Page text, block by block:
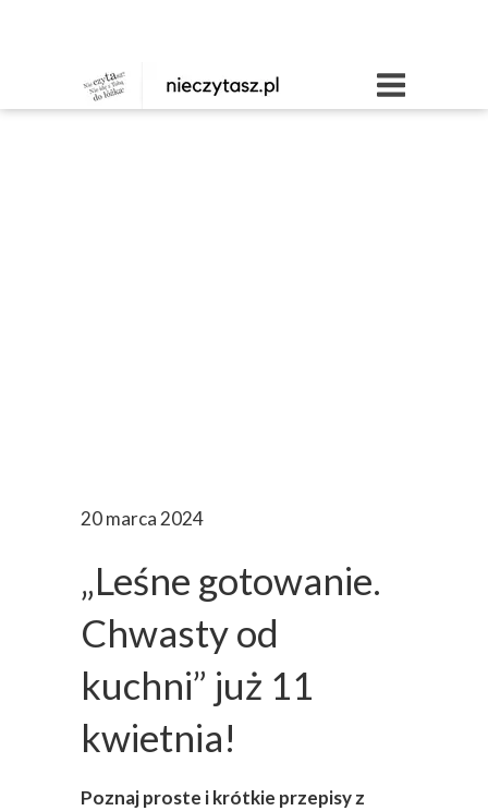
20 marca 2024
„Leśne gotowanie.
Chwasty od
kuchni” już 11
kwietnia!
Poznaj proste i krótkie przepisy z